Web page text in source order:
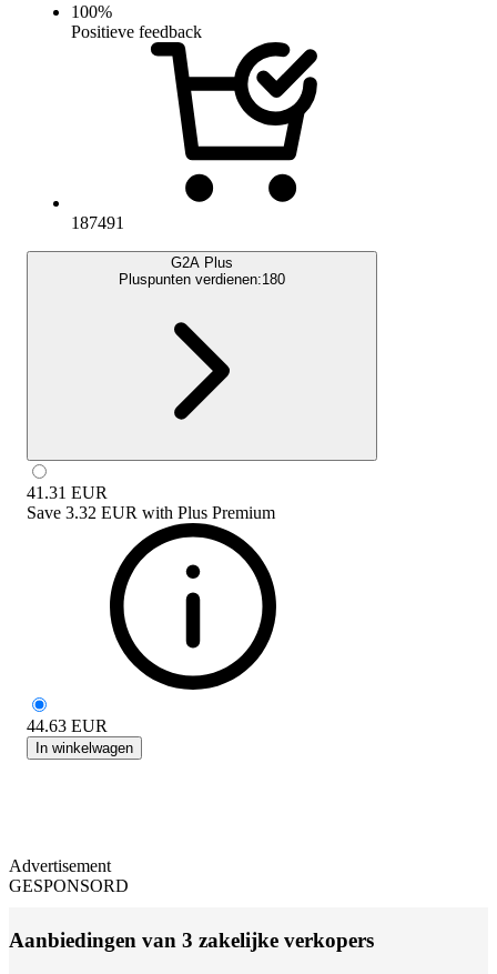
100%
Positieve feedback
187491
G2A Plus
Pluspunten verdienen:180
41.31 EUR
Save 3.32 EUR with Plus Premium
44.63 EUR
In winkelwagen
Advertisement
GESPONSORD
Aanbiedingen van 3 zakelijke verkopers